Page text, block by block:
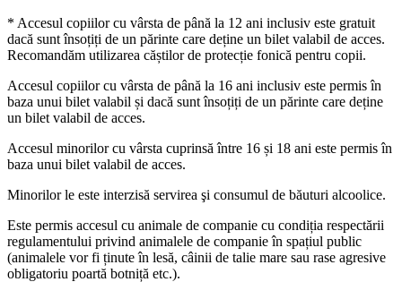
* Accesul copiilor cu vârsta de până la 12 ani inclusiv este gratuit
dacă sunt însoțiți de un părinte care deține un bilet valabil de acces.
Recomandăm utilizarea căștilor de protecție fonică pentru copii.
Accesul copiilor cu vârsta de până la 16 ani inclusiv este permis în
baza unui bilet valabil și dacă sunt însoțiți de un părinte care deține
un bilet valabil de acces.
Accesul minorilor cu vârsta cuprinsă între 16 și 18 ani este permis în
baza unui bilet valabil de acces.
Minorilor le este interzisă servirea şi consumul de băuturi alcoolice.
Este permis accesul cu animale de companie cu condiția respectării
regulamentului privind animalele de companie în spațiul public
(animalele vor fi ținute în lesă, câinii de talie mare sau rase agresive
obligatoriu poartă botniță etc.).